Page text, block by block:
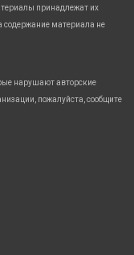
принадлежат их
содержание материала не
нарушают авторские
пожалуйста, сообщите